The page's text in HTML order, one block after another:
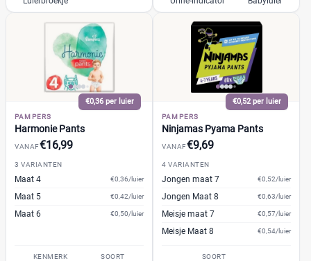
Trekpleister (0)
Wiona
20 40
Verpakking
Maandbox
Standaard pak
Voorraadbox (19)
€0,36 per luier
PAMPERS
Harmonie Pants
VANAF€16,99
3 VARIANTEN
Maat 4 €0,36/luier
Maat 5 €0,42/luier
Maat 6 €0,50/luier
KENMERK SOORT
€0,52 per luier
PAMPERS
Ninjamas Pyama Pants
VANAF€9,69
4 VARIANTEN
Jongen maat 7 €0,52/luier
Jongen Maat 8 €0,63/luier
Meisje maat 7 €0,57/luier
Meisje Maat 8 €0,54/luier
SOORT